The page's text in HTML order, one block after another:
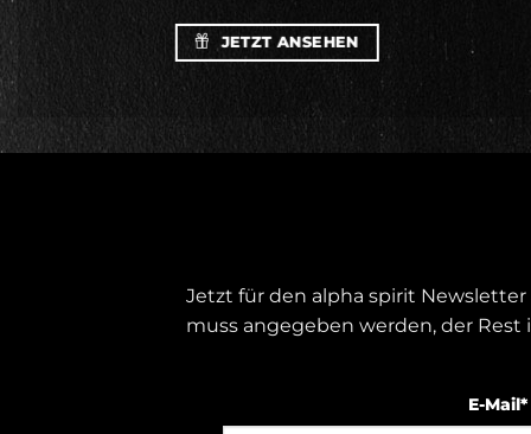
JETZT ANSEHEN
Jetzt für den alpha spirit
muss angegeben werden, der
E-Mail*